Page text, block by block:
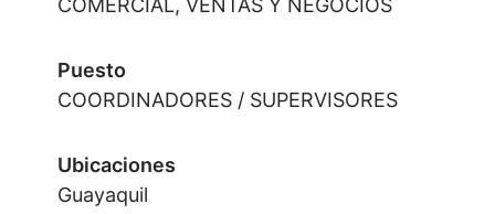
COMERCIAL, VENTAS Y NEGOCIOS
Puesto
COORDINADORES / SUPERVISORES
Ubicaciones
Guayaquil